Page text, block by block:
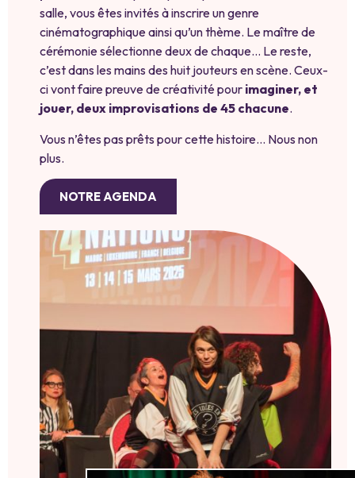
salle, vous êtes invités à inscrire un genre
cinématographique ainsi qu’un thème. Le maître de
cérémonie sélectionne deux de chaque… Le reste,
c’est dans les mains des huit jouteurs en scène. Ceux-
ci vont faire preuve de créativité pour imaginer, et
jouer, deux improvisations de 45 chacune.
Vous n’êtes pas prêts pour cette histoire… Nous non
plus.
NOTRE AGENDA